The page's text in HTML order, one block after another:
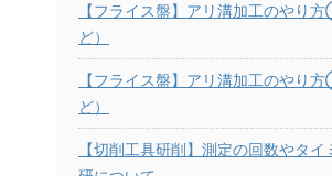
【フライス盤】アリ溝加工のやり
ど）
【フライス盤】アリ溝加工のやり
ど）
【切削工具研削】測定の回数やタ